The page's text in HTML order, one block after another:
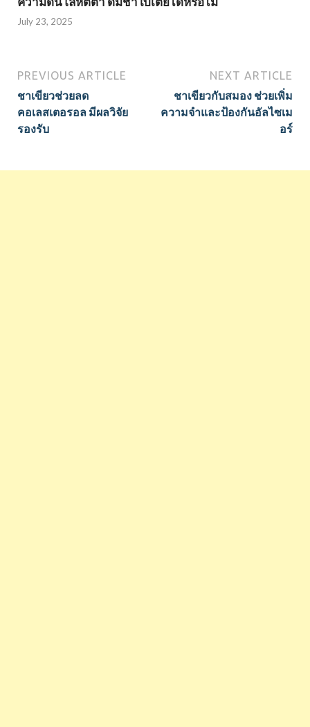
July 23, 2025
PREVIOUS ARTICLE
ชาเขียวช่วยลด
คอเลสเตอรอล มีผลวิจัย
รองรับ
NEXT ARTICLE
ชาเขียวกับสมอง ช่วยเพิ่ม
ความจำและป้องกันอัลไซเม
อร์